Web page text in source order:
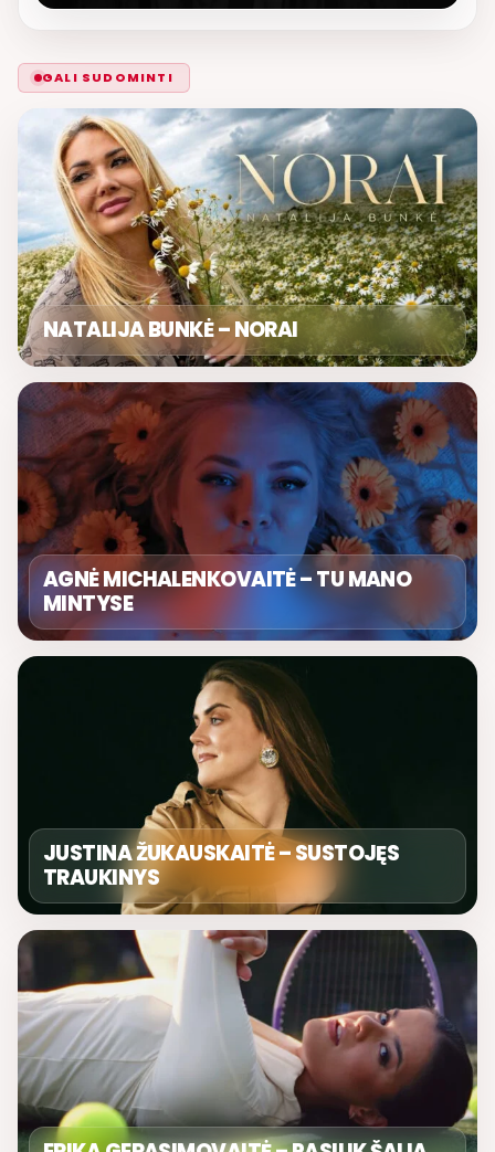
GALI SUDOMINTI
NATALIJA BUNKĖ – NORAI
AGNĖ MICHALENKOVAITĖ – TU MANO
MINTYSE
JUSTINA ŽUKAUSKAITĖ – SUSTOJĘS
TRAUKINYS